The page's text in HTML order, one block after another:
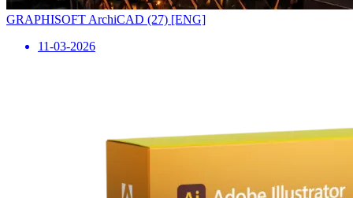
GRAPHISOFT ArchiCAD (27) [ENG]
11-03-2026